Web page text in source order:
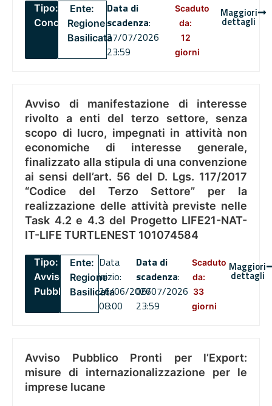
Tipo:
Concorsi
Ente:
Regione
Basilicata
Data di
scadenza:
27/07/2026
23:59
Scaduto
da:
12
giorni
Maggiori
dettagli
Avviso di manifestazione di interesse
rivolto a enti del terzo settore, senza
scopo di lucro, impegnati in attività non
economiche di interesse generale,
finalizzato alla stipula di una convenzione
ai sensi dell’art. 56 del D. Lgs. 117/2017
“Codice del Terzo Settore” per la
realizzazione delle attività previste nelle
Task 4.2 e 4.3 del Progetto LIFE21-NAT-
IT-LIFE TURTLENEST 101074584
Tipo:
Avviso
Pubblico
Ente:
Regione
Basilicata
Data
inizio:
26/06/2026
08:00
Data di
scadenza:
06/07/2026
23:59
Scaduto
da:
33
giorni
Maggiori
dettagli
Avviso Pubblico Pronti per l’Export:
misure di internazionalizzazione per le
imprese lucane